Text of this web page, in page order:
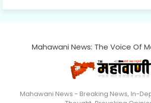
Mahawani News: The Voice Of
Mahawani News - Breaking News, In-